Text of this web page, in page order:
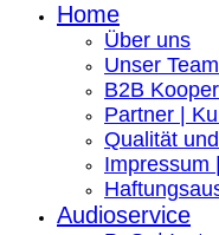
Home
Über uns
Unser Team
B2B
Partner |
Qualität
Impressum
Audioservice